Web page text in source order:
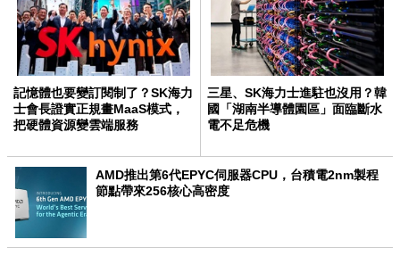
記憶體也要變訂閱制了？SK海力
士會長證實正規畫MaaS模式，
把硬體資源變雲端服務
三星、SK海力士進駐也沒用？韓
國「湖南半導體園區」面臨斷水
電不足危機
AMD推出第6代EPYC伺服器CPU，台積電2nm製程
節點帶來256核心高密度